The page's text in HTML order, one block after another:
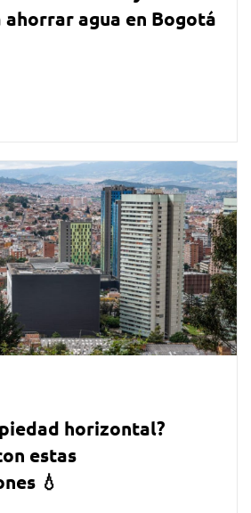
ahorrar agua en Bogotá
horizontal?
estas
💧